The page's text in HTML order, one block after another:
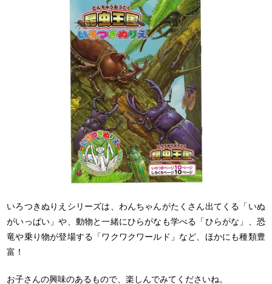
いろつきぬりえシリーズは、わんちゃんがたくさん出てくる「いぬ
がいっぱい」や、動物と一緒にひらがなも学べる「ひらがな」、恐
竜や乗り物が登場する「ワクワクワールド」など、ほかにも種類豊
富！
お子さんの興味のあるもので、楽しんでみてくださいね。